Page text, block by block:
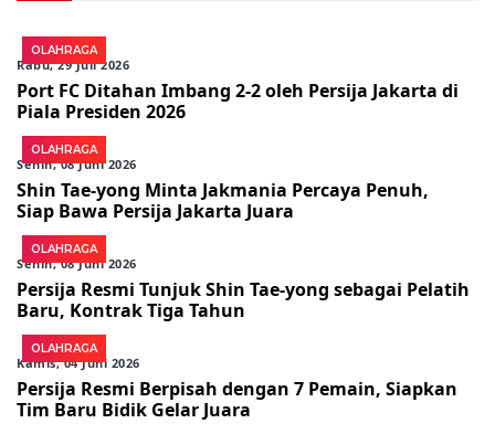
OLAHRAGA
Rabu, 29 Juli 2026
Port FC Ditahan Imbang 2-2 oleh Persija Jakarta di
Piala Presiden 2026
OLAHRAGA
Senin, 08 Juni 2026
Shin Tae-yong Minta Jakmania Percaya Penuh,
Siap Bawa Persija Jakarta Juara
OLAHRAGA
Senin, 08 Juni 2026
Persija Resmi Tunjuk Shin Tae-yong sebagai Pelatih
Baru, Kontrak Tiga Tahun
OLAHRAGA
Kamis, 04 Juni 2026
Persija Resmi Berpisah dengan 7 Pemain, Siapkan
Tim Baru Bidik Gelar Juara